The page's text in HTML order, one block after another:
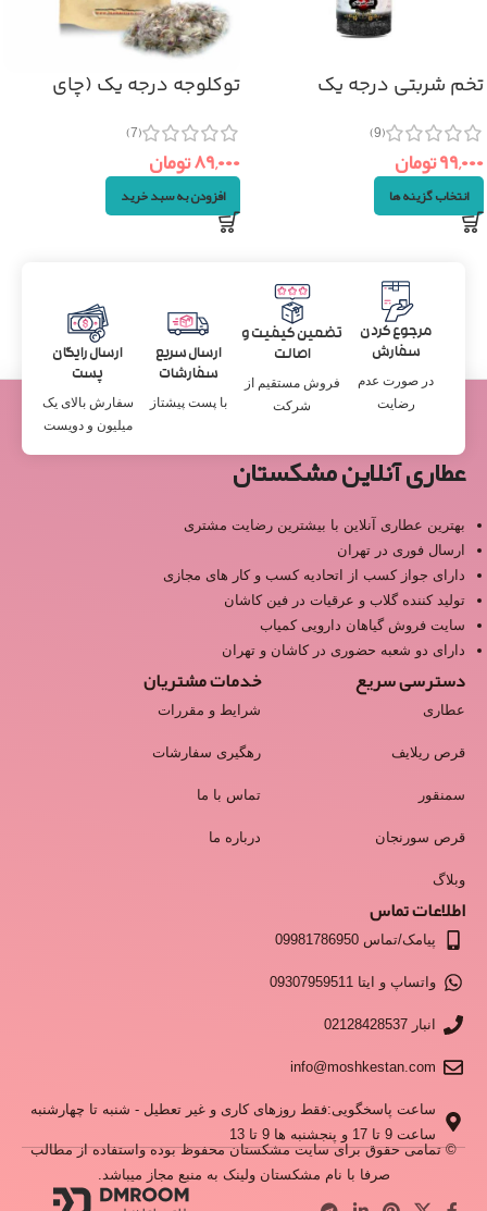
تخم شربتی درجه یک
(9)
۹۹,۰۰۰تومان
انتخاب گزینه ها
توکلوجه درجه یک (چای
(7)
۸۹,۰۰۰تومان
افزودن به سبد خرید
مرجوع کردن
سفارش
در صورت عدم
رضایت
تضمین کیفیت و
اصالت
فروش مستقیم از
شرکت
ارسال سریع
سفارشات
با پست پیشتاز
ارسال رایگان
پست
سفارش بالای یک
میلیون و دویست
عطاری آنلاین مشکستان
بهترین عطاری آنلاین با بیشترین رضایت مشتری
ارسال فوری در تهران
دارای جواز کسب از اتحادیه کسب و کار های مجازی
تولید کننده گلاب و عرقیات در فین کاشان
سایت فروش گیاهان دارویی کمیاب
دارای دو شعبه حضوری در کاشان و تهران
دسترسی سریع
عطاری
قرص ریلایف
سمنقور
قرص سورنجان
وبلاگ
خدمات مشتریان
شرایط و مقررات
رهگیری سفارشات
تماس با ما
درباره ما
اطلاعات تماس
پیامک/تماس 09981786950
واتساپ و ایتا 09307959511
انبار 02128428537
info@moshkestan.com
ساعت پاسخگویی:فقط روزهای کاری و غیر تعطیل - شنبه تا چهارشنبه
ساعت 9 تا 17 و پنجشنبه ها 9 تا 13
© تمامی حقوق برای سایت مشکستان محفوظ بوده واستفاده از مطالب
صرفا با نام مشکستان ولینک به منبع مجاز میباشد.